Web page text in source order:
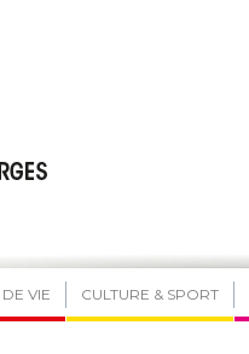
VIE CULTURE & SPORT